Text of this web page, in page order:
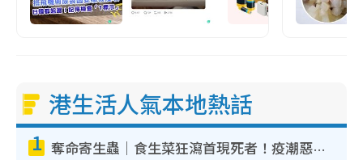
港生活人氣本地熱話
1 奪命寄生蟲｜食生菜狂瀉首現死者！疫潮惡化錄1.8萬宗病例 揭洗菜3大謬誤